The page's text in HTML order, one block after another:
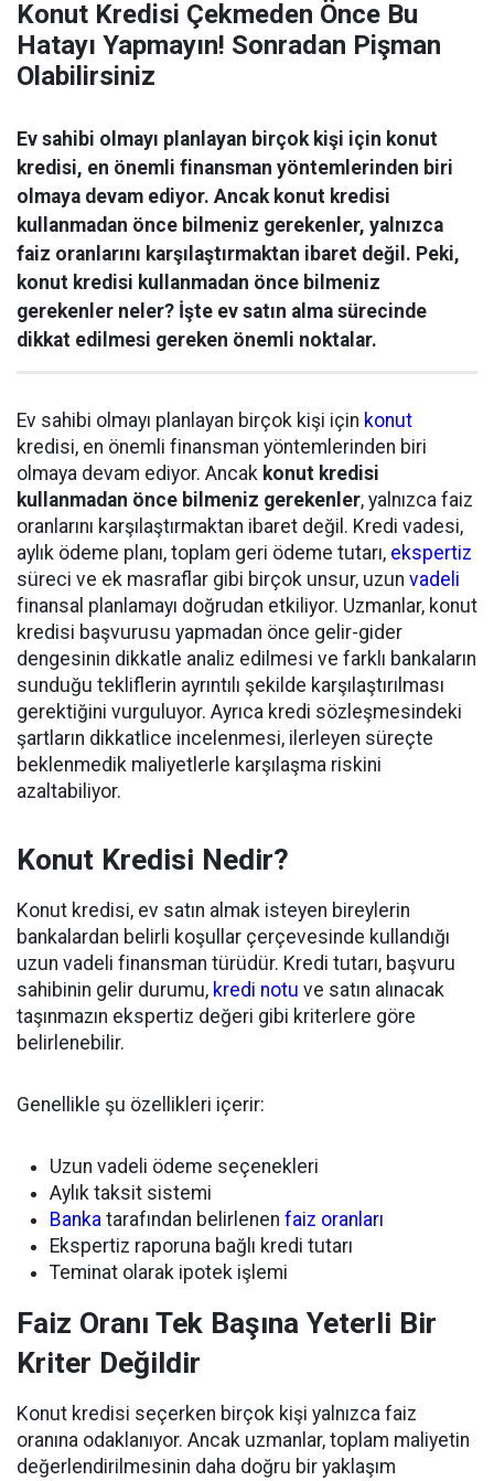
Konut Kredisi Çekmeden Önce Bu
Hatayı Yapmayın! Sonradan Pişman
Olabilirsiniz
Ev sahibi olmayı planlayan birçok kişi için konut
kredisi, en önemli finansman yöntemlerinden biri
olmaya devam ediyor. Ancak konut kredisi
kullanmadan önce bilmeniz gerekenler, yalnızca
faiz oranlarını karşılaştırmaktan ibaret değil. Peki,
konut kredisi kullanmadan önce bilmeniz
gerekenler neler? İşte ev satın alma sürecinde
dikkat edilmesi gereken önemli noktalar.
Ev sahibi olmayı planlayan birçok kişi için konut
kredisi, en önemli finansman yöntemlerinden biri
olmaya devam ediyor. Ancak konut kredisi
kullanmadan önce bilmeniz gerekenler, yalnızca faiz
oranlarını karşılaştırmaktan ibaret değil. Kredi vadesi,
aylık ödeme planı, toplam geri ödeme tutarı, ekspertiz
süreci ve ek masraflar gibi birçok unsur, uzun vadeli
finansal planlamayı doğrudan etkiliyor. Uzmanlar, konut
kredisi başvurusu yapmadan önce gelir-gider
dengesinin dikkatle analiz edilmesi ve farklı bankaların
sunduğu tekliflerin ayrıntılı şekilde karşılaştırılması
gerektiğini vurguluyor. Ayrıca kredi sözleşmesindeki
şartların dikkatlice incelenmesi, ilerleyen süreçte
beklenmedik maliyetlerle karşılaşma riskini
azaltabiliyor.
Konut Kredisi Nedir?
Konut kredisi, ev satın almak isteyen bireylerin
bankalardan belirli koşullar çerçevesinde kullandığı
uzun vadeli finansman türüdür. Kredi tutarı, başvuru
sahibinin gelir durumu, kredi notu ve satın alınacak
taşınmazın ekspertiz değeri gibi kriterlere göre
belirlenebilir.
Genellikle şu özellikleri içerir:
Uzun vadeli ödeme seçenekleri
Aylık taksit sistemi
Banka tarafından belirlenen faiz oranları
Ekspertiz raporuna bağlı kredi tutarı
Teminat olarak ipotek işlemi
Faiz Oranı Tek Başına Yeterli Bir
Kriter Değildir
Konut kredisi seçerken birçok kişi yalnızca faiz
oranına odaklanıyor. Ancak uzmanlar, toplam maliyetin
değerlendirilmesinin daha doğru bir yaklaşım